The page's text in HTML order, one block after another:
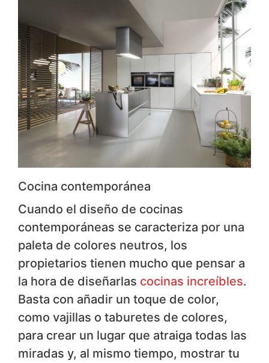
Cocina contemporánea
Cuando el diseño de cocinas
contemporáneas se caracteriza por una
paleta de colores neutros, los
propietarios tienen mucho que pensar a
la hora de diseñarlas cocinas increíbles. ​
Basta con añadir un toque de color,
como vajillas o taburetes de colores,
para crear un lugar que atraiga todas las
miradas y, al mismo tiempo, mostrar tu